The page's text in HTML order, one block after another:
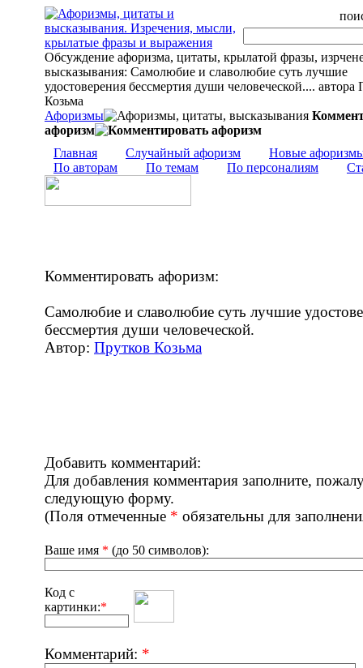
Обсуждение афоризма, цитаты, крылатой фразы,
высказывания: Самолюбие и славолюбие суть лучшие
удостоверения бессмертия души человеческой.... автора
Козьма
Афоризмы
афоризм
Главная
Случайный афоризм
Новые
По авторам
По темам По персоналиям
Комментировать афоризм:
Самолюбие и славолюбие суть лучшие
бессмертия души человеческой.
Автор: Прутков Козьма
Добавить комментарий:
Для добавления комментария заполните,
следующую форму.
(Поля отмеченные * обязательны для
Ваше имя * (до 50 символов):
Код с
картинки:*
Комментарий: *